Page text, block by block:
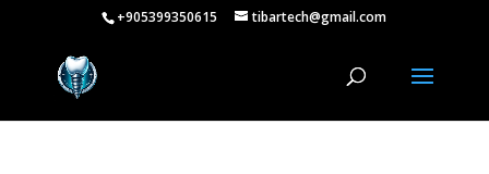
+905399350615 tibartech@gmail.com